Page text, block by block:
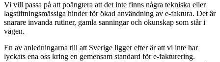
Vi vill passa på att poängtera att det inte finns några tekniska eller
lagstiftningsmässiga hinder för ökad användning av e-faktura. Det är
snarare invanda rutiner, gamla sanningar och okunskap som står i
vägen.
En av anledningarna till att Sverige ligger efter är att vi inte har
lyckats ena oss kring en gemensam standard för e-fakturering.